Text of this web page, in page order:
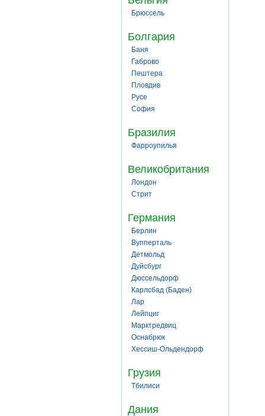
Брюссель
Болгария
Баня
Габрово
Пештера
Пловдив
Русе
София
Бразилия
Фарроупилья
Великобритания
Лондон
Стрит
Германия
Берлин
Вупперталь
Детмольд
Дуйсбург
Дюссельдорф
Карлсбад (Баден)
Лар
Лейпциг
Марктредвиц
Оснабрюк
Хессиш-Ольдендорф
Грузия
Тбилиси
Дания